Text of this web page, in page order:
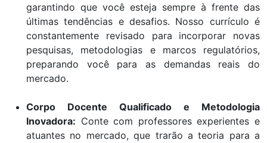
garantindo que você esteja sempre à frente das
últimas tendências e desafios. Nosso currículo é
constantemente revisado para incorporar novas
pesquisas, metodologias e marcos regulatórios,
preparando você para as demandas reais do
mercado.
Corpo Docente Qualificado e Metodologia
Inovadora: Conte com professores experientes e
atuantes no mercado, que trarão a teoria para a